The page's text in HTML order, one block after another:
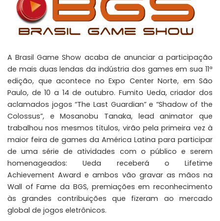
A Brasil Game Show acaba de anunciar a participação
de mais duas lendas da indústria dos games em sua 11ª
edição, que acontece no Expo Center Norte, em São
Paulo, de 10 a 14 de outubro. Fumito Ueda, criador dos
aclamados jogos “The Last Guardian” e “Shadow of the
Colossus”, e Mosanobu Tanaka, lead animator que
trabalhou nos mesmos títulos, virão pela primeira vez à
maior feira de games da América Latina para participar
de uma série de atividades com o público e serem
homenageados: Ueda receberá o Lifetime
Achievement Award e ambos vão gravar as mãos na
Wall of Fame da BGS, premiações em reconhecimento
às grandes contribuições que fizeram ao mercado
global de jogos eletrônicos.